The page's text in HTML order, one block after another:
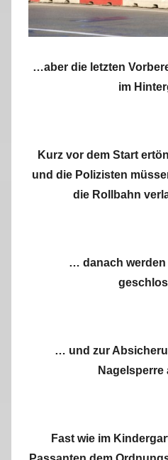
…aber die letzten
im
Kurz vor dem Start
und die Polizisten
die Rollbahn
… danach werden
… und zur
Nagelsperre
Fast wie im